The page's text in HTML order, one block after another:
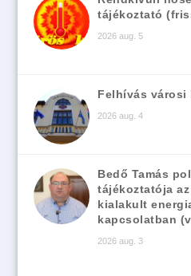
tájékoztató
2026 aug. 5
Felhívás
2026 aug. 4
Bedő Tamás
tájékoztatója
kialakult
kapcsolatban
2026 aug. 3